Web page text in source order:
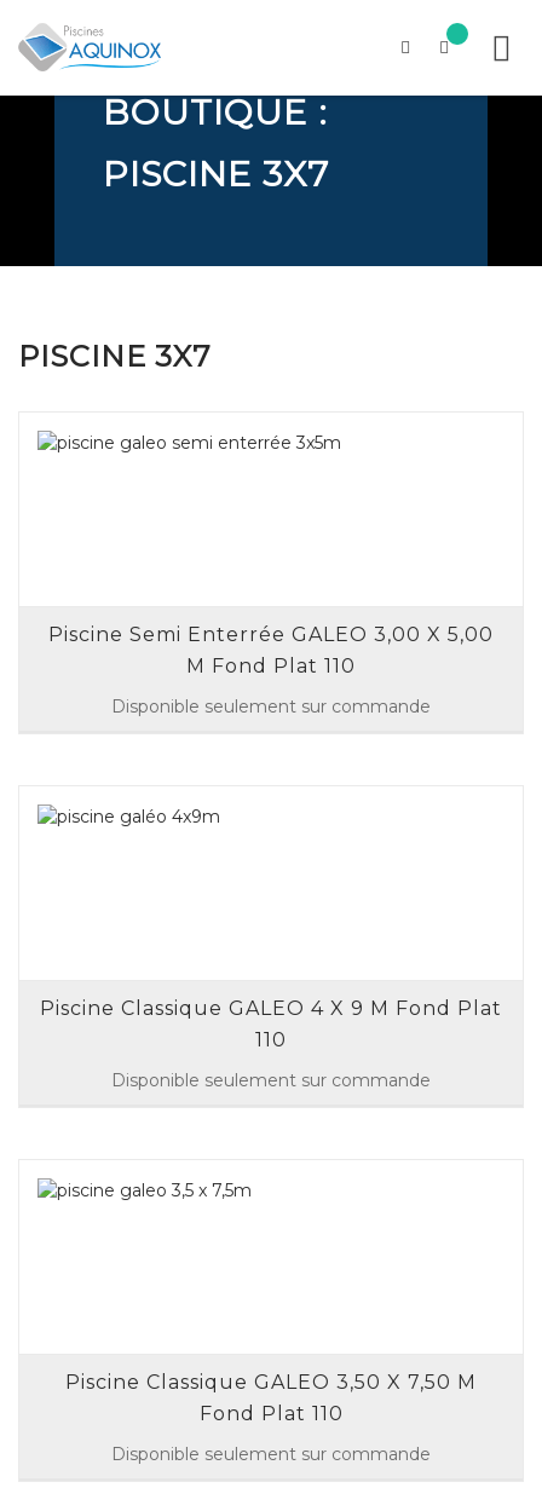
PISCINE 3X7
BOUTIQUE :
PISCINE 3X7
PISCINE 3X7
Piscine Semi Enterrée GALEO 3,00 X 5,00
M Fond Plat 110
Disponible seulement sur commande
Piscine Classique GALEO 4 X 9 M Fond Plat
110
Disponible seulement sur commande
Piscine Classique GALEO 3,50 X 7,50 M
Fond Plat 110
Disponible seulement sur commande